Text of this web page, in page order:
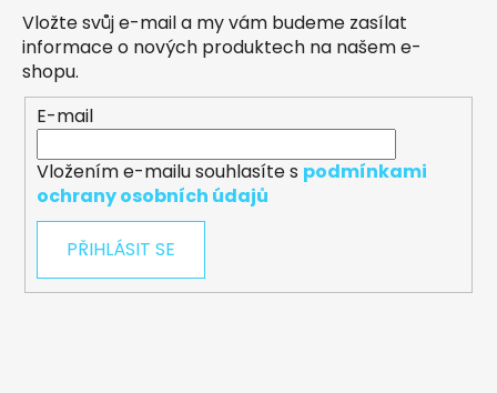
Vložte svůj e-mail a my vám budeme zasílat
informace o nových produktech na našem e-
shopu.
E-mail
Vložením e-mailu souhlasíte s podmínkami
ochrany osobních údajů
PŘIHLÁSIT SE